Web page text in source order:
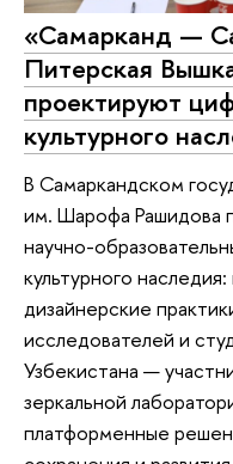
«Самарканд —
Питерская
проектируют
культурного
В Самаркандском
им. Шарофа Рашидова
научно-
культурного
дизайнерские
исследователей и
Узбекистана —
зеркальной
платформенные